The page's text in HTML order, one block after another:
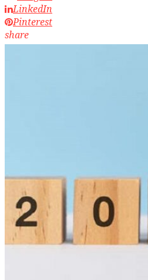
LinkedIn
Pinterest
share